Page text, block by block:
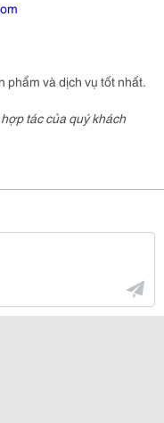
phẩm và dịch vụ tốt nhất.
tác của quý khách